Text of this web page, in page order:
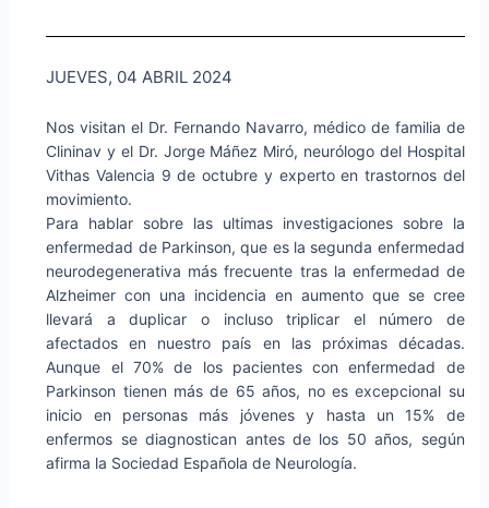
JUEVES, 04 ABRIL 2024
Nos visitan el Dr. Fernando Navarro, médico de familia de
Clininav y el Dr. Jorge Máñez Miró, neurólogo del Hospital
Vithas Valencia 9 de octubre y experto en trastornos del
movimiento.
Para hablar sobre las ultimas investigaciones sobre la
enfermedad de Parkinson, que es la segunda enfermedad
neurodegenerativa más frecuente tras la enfermedad de
Alzheimer con una incidencia en aumento que se cree
llevará a duplicar o incluso triplicar el número de
afectados en nuestro país en las próximas décadas.
Aunque el 70% de los pacientes con enfermedad de
Parkinson tienen más de 65 años, no es excepcional su
inicio en personas más jóvenes y hasta un 15% de
enfermos se diagnostican antes de los 50 años, según
afirma la Sociedad Española de Neurología.